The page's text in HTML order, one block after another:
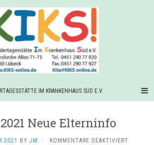
IM KRANKENHAUS SÜD E.V.
Neue Elterninfo
2021 BY JM · KOMMENTARE DEAKTIVIERT